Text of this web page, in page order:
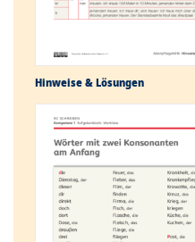
Hinweise & Lösungen